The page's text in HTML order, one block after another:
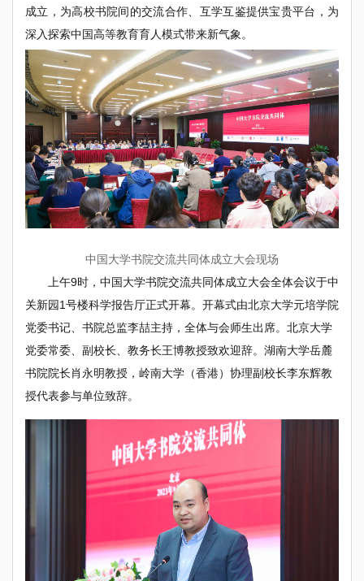
成立，为高校书院间的交流合作、互学互鉴提供宝贵平台，为
深入探索中国高等教育育人模式带来新气象。
中国大学书院交流共同体成立大会现场
上午9时，中国大学书院交流共同体成立大会全体会议于中
关新园1号楼科学报告厅正式开幕。开幕式由北京大学元培学院
党委书记、书院总监李喆主持，全体与会师生出席。北京大学
党委常委、副校长、教务长王博教授致欢迎辞。湖南大学岳麓
书院院长肖永明教授，岭南大学（香港）协理副校长李东辉教
授代表参与单位致辞。